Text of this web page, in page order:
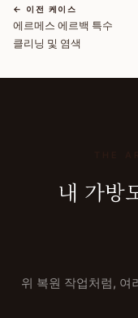
← 이전 케이스
에르메스 에르백 특수
클리닝 및 염색
내 가방
위 복원 작업처럼, 여